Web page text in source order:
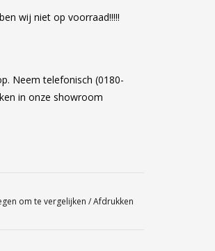
wij niet op voorraad!!!!!
Neem telefonisch (0180-
in onze showroom
om te vergelijken /Afdrukken